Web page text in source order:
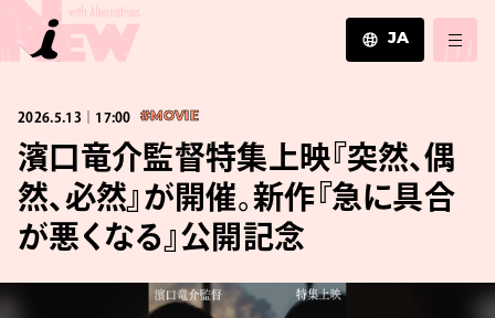
JA
ZH
2026.5.13｜17:00 #MOVIE
濱口竜介監督特集上映『突然、偶
然、必然』が開催。新作『急に具合
が悪くなる』公開記念